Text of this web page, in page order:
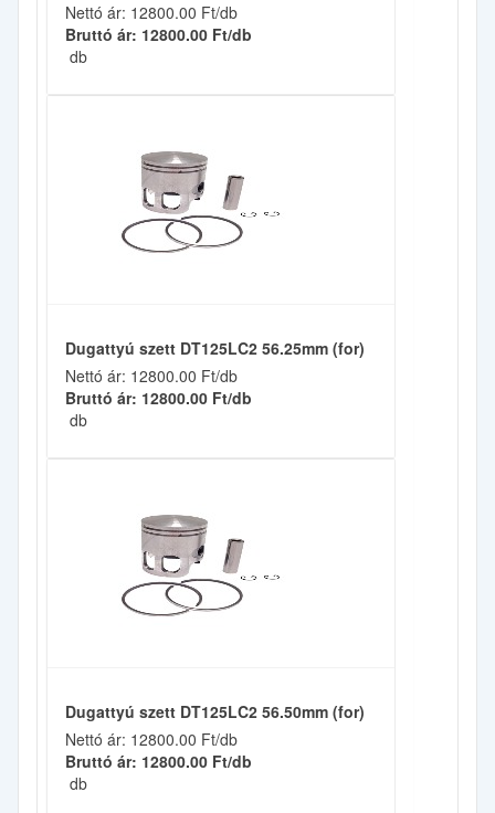
Nettó ár: 12800.00 Ft/db
Bruttó ár: 12800.00 Ft/db
db
Dugattyú szett DT125LC2 56.25mm (for)
Nettó ár: 12800.00 Ft/db
Bruttó ár: 12800.00 Ft/db
db
Dugattyú szett DT125LC2 56.50mm (for)
Nettó ár: 12800.00 Ft/db
Bruttó ár: 12800.00 Ft/db
db